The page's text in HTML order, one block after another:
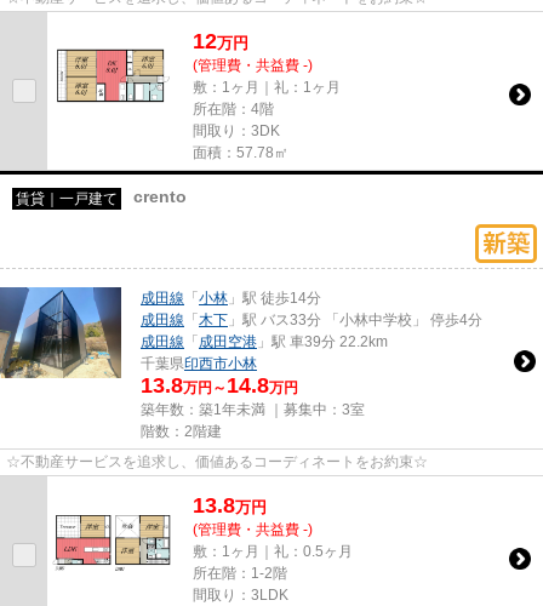
12万円
(管理費・共益費 -)
敷：1ヶ月｜礼：1ヶ月
所在階：4階
間取り：3DK
面積：57.78㎡
賃貸｜一戸建て crento
成田線 「小林 」駅 徒歩14分
成田線 「木下 」駅 バス33分 「小林中学校」 停歩4分
成田線 「成田空港 」駅 車39分 22.2km
千葉県印西市小林
13.8万円～ 14.8万円
築年数：築1年未満 ｜募集中： 3室
階数：2階建
☆不動産サービスを追求し、価値あるコーディネートをお約束☆
13.8万円
(管理費・共益費 -)
敷：1ヶ月｜礼：0.5ヶ月
所在階：1-2階
間取り：3LDK